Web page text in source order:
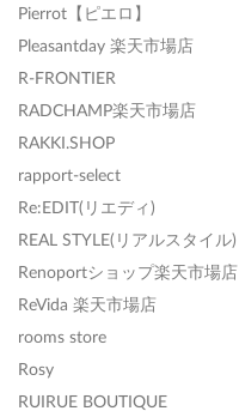
Pierrot【ピエロ】
Pleasantday 楽天市場店
R-FRONTIER
RADCHAMP楽天市場店
RAKKI.SHOP
rapport-select
Re:EDIT(リエディ)
REAL STYLE(リアルスタイル)
Renoportショップ楽天市場店
ReVida 楽天市場店
rooms store
Rosy
RUIRUE BOUTIQUE